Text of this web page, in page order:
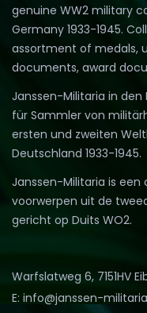
genuine WW2 military
Germany 1933-1945.
assortment of medals,
documents, award
Janssen-Militaria in den
für Sammler von
ersten und zweiten
Deutschland 1933-1945.
Janssen-Militaria is een
voorwerpen uit de
gericht op Duits WO2.
Warfslatweg 6, 7151HV
E: info@janssen-